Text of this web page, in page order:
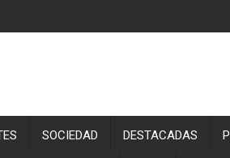
SOCIEDAD DESTACADAS